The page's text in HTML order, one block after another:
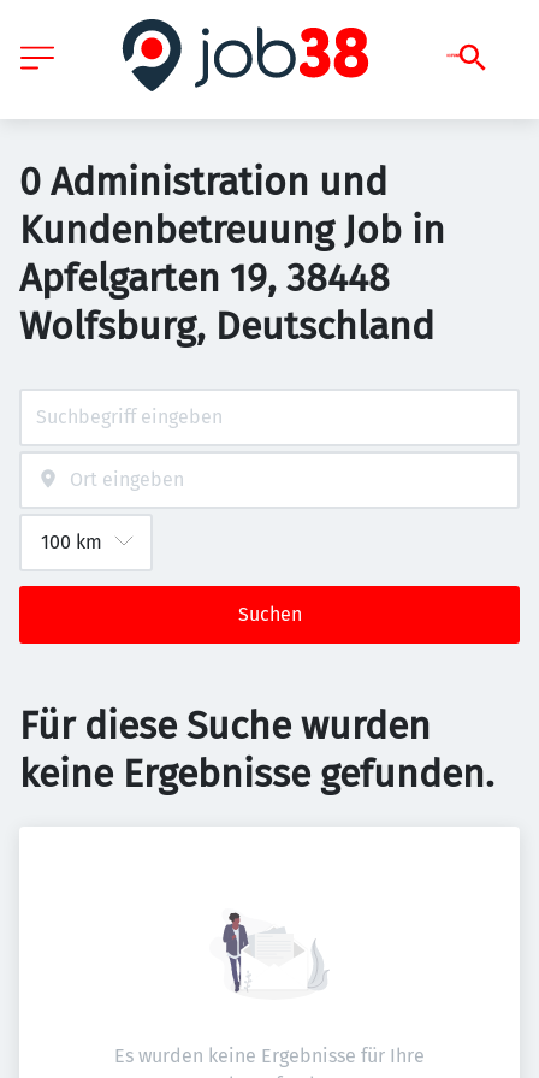
0 Administration und
Kundenbetreuung Job in
Apfelgarten 19, 38448
Wolfsburg, Deutschland
Suchen
Für diese Suche wurden
keine Ergebnisse gefunden.
Es wurden keine Ergebnisse für Ihre